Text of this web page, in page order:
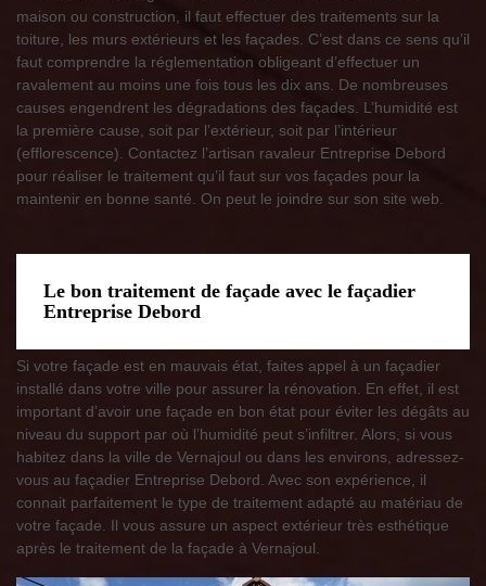
maison ou construction, il faut effectuer des traitements sur la
toiture, les murs extérieurs et les façades. C’est dans ce sens qu’il
faut comprendre la réglementation obligeant d’effectuer un
ravalement au moins une fois tous les dix ans. De nombreuses
causes engendrent les dégradations des façades. L’humidité est
la première cause, soit par l’extérieur, soit par l’intérieur
(efflorescence). Contactez l’artisan ravaleur Entreprise Debord
pour réaliser le traitement qu’il faut sur vos façades pour la
maintenir en bonne santé. On peut le joindre sur son site web.
Le bon traitement de façade avec le façadier
Entreprise Debord
Si votre façade est en mauvais état, faites appel à un façadier
installé dans votre ville pour assurer la rénovation. En effet, il est
important d’avoir une façade en bon état pour éviter les dégâts au
niveau du support par où l’humidité peut s’infiltrer. Alors, si vous
habitez dans la ville de Vernajoul ou dans les environs, adressez-
vous au façadier Entreprise Debord. Avec son expérience, il
connait parfaitement le type de traitement adapté au matériau de
votre façade. Il vous assure un aspect extérieur très esthétique
après le traitement de la façade à Vernajoul.